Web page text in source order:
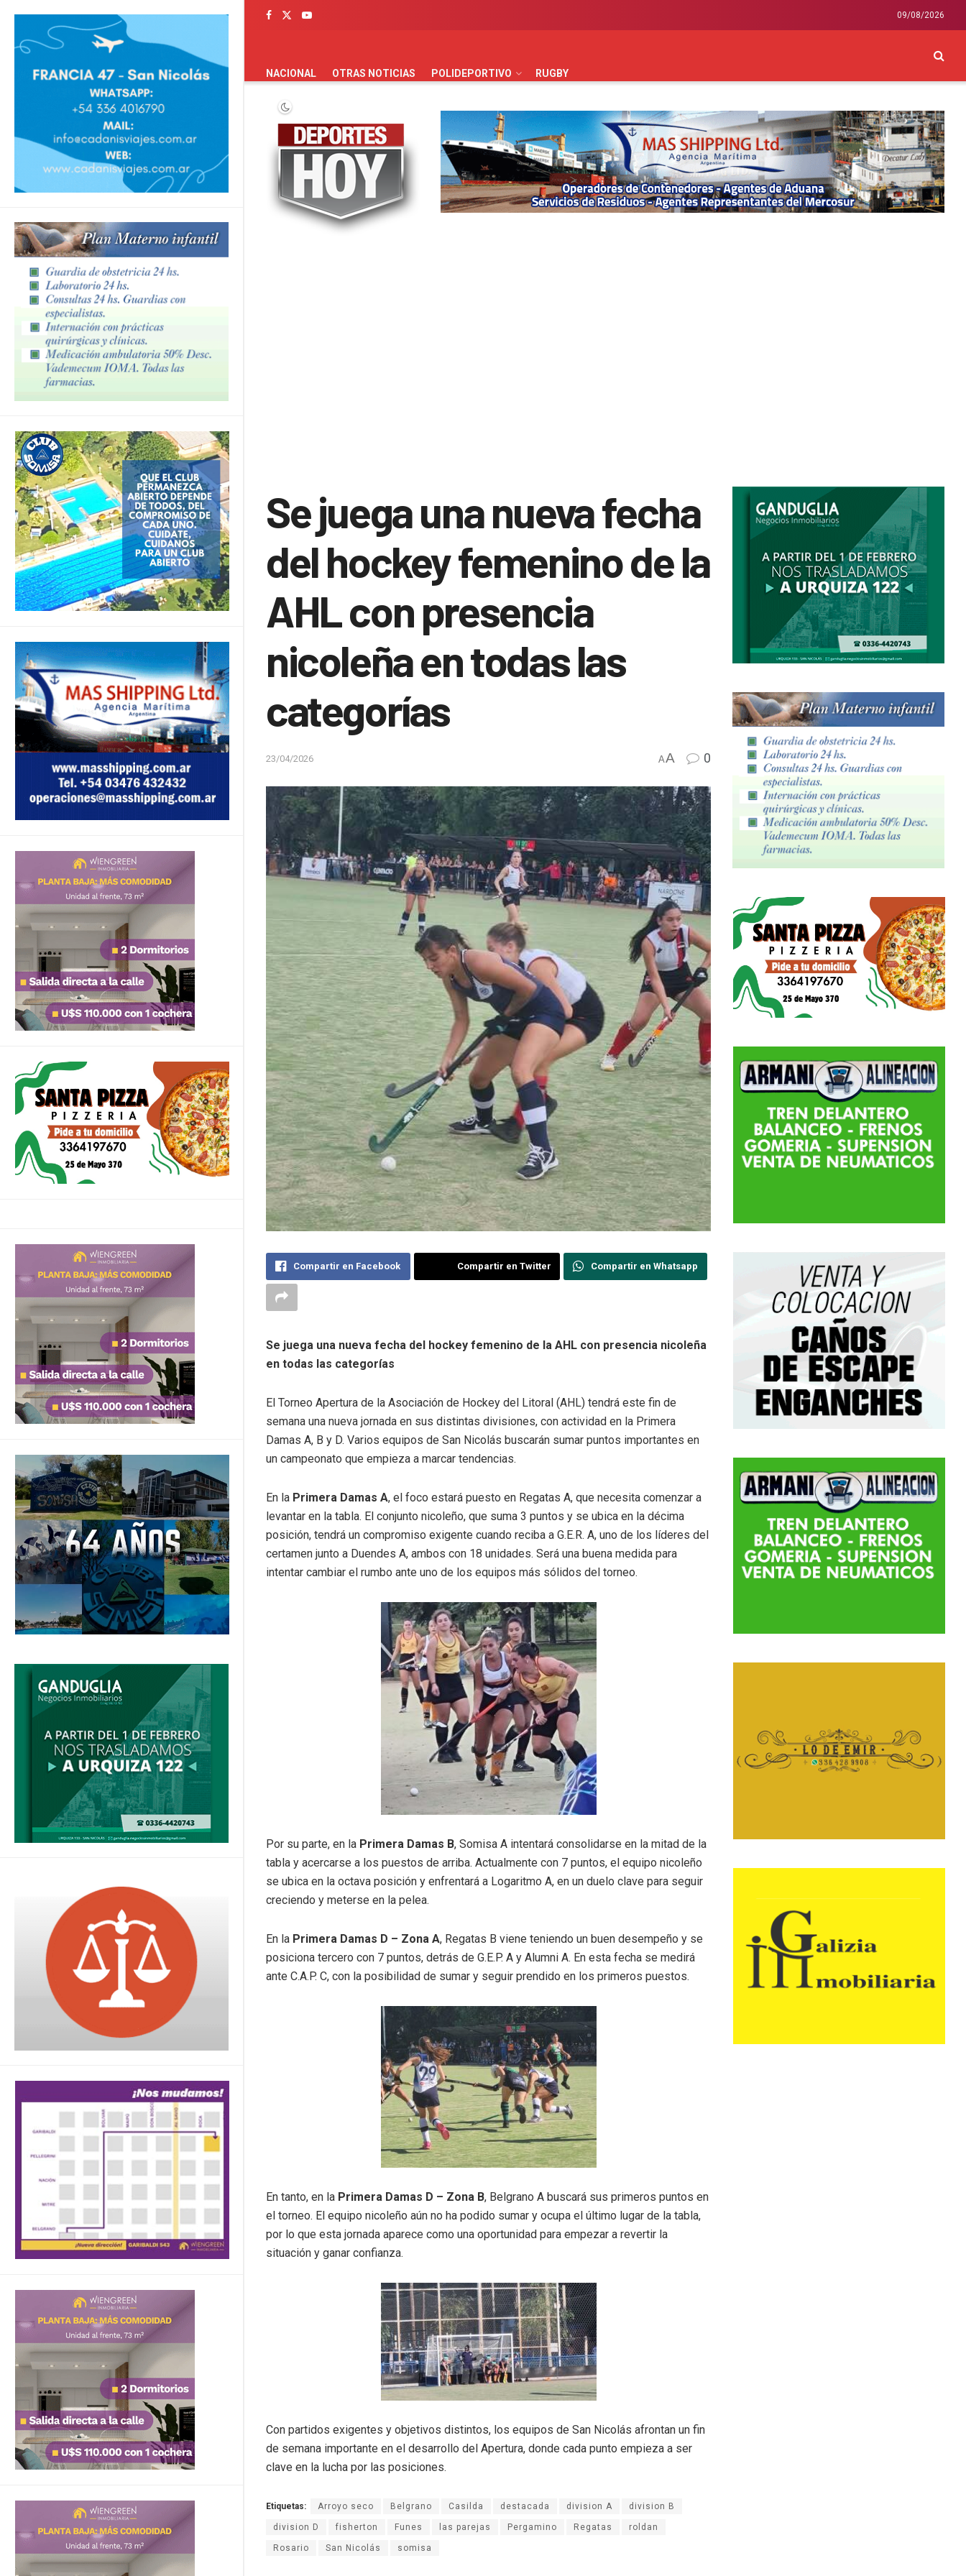
09/08/2026
PORTADA
NACIONAL OTRAS NOTICIAS POLIDEPORTIVO RUGBY
Se juega una nueva fecha
del hockey femenino de la
AHL con presencia
nicoleña en todas las
categorías
23/04/2026 AA 0
Compartir en Facebook Compartir en Twitter Compartir en Whatsapp
Se juega una nueva fecha del hockey femenino de la AHL con presencia nicoleña
en todas las categorías
El Torneo Apertura de la Asociación de Hockey del Litoral (AHL) tendrá este fin de
semana una nueva jornada en sus distintas divisiones, con actividad en la Primera
Damas A, B y D. Varios equipos de San Nicolás buscarán sumar puntos importantes en
un campeonato que empieza a marcar tendencias.
En la Primera Damas A, el foco estará puesto en Regatas A, que necesita comenzar a
levantar en la tabla. El conjunto nicoleño, que suma 3 puntos y se ubica en la décima
posición, tendrá un compromiso exigente cuando reciba a G.E.R. A, uno de los líderes del
certamen junto a Duendes A, ambos con 18 unidades. Será una buena medida para
intentar cambiar el rumbo ante uno de los equipos más sólidos del torneo.
Por su parte, en la Primera Damas B, Somisa A intentará consolidarse en la mitad de la
tabla y acercarse a los puestos de arriba. Actualmente con 7 puntos, el equipo nicoleño
se ubica en la octava posición y enfrentará a Logaritmo A, en un duelo clave para seguir
creciendo y meterse en la pelea.
En la Primera Damas D – Zona A, Regatas B viene teniendo un buen desempeño y se
posiciona tercero con 7 puntos, detrás de G.E.P. A y Alumni A. En esta fecha se medirá
ante C.A.P. C, con la posibilidad de sumar y seguir prendido en los primeros puestos.
En tanto, en la Primera Damas D – Zona B, Belgrano A buscará sus primeros puntos en
el torneo. El equipo nicoleño aún no ha podido sumar y ocupa el último lugar de la tabla,
por lo que esta jornada aparece como una oportunidad para empezar a revertir la
situación y ganar confianza.
Con partidos exigentes y objetivos distintos, los equipos de San Nicolás afrontan un fin
de semana importante en el desarrollo del Apertura, donde cada punto empieza a ser
clave en la lucha por las posiciones.
Etiquetas: Arroyo seco Belgrano Casilda destacada division A division B
division D fisherton Funes las parejas Pergamino Regatas roldan
Rosario San Nicolás somisa